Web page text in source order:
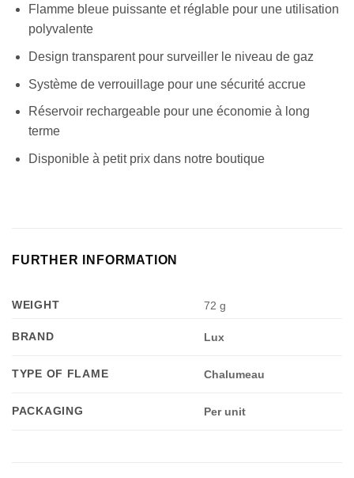
Flamme bleue puissante et réglable pour une utilisation
polyvalente
Design transparent pour surveiller le niveau de gaz
Système de verrouillage pour une sécurité accrue
Réservoir rechargeable pour une économie à long
terme
Disponible à petit prix dans notre boutique
FURTHER INFORMATION
WEIGHT 72 g
BRAND Lux
TYPE OF FLAME Chalumeau
PACKAGING Per unit